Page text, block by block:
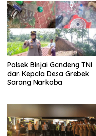
Polsek Binjai Gandeng TNI
dan Kepala Desa Grebek
Sarang Narkoba